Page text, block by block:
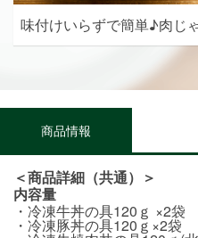
味付けいらずで簡単♪肉じ
商品情報
＜商品詳細（共通）＞
内容量
・冷凍牛丼の具120ｇ ×2袋
・冷凍豚丼の具120ｇ×2袋